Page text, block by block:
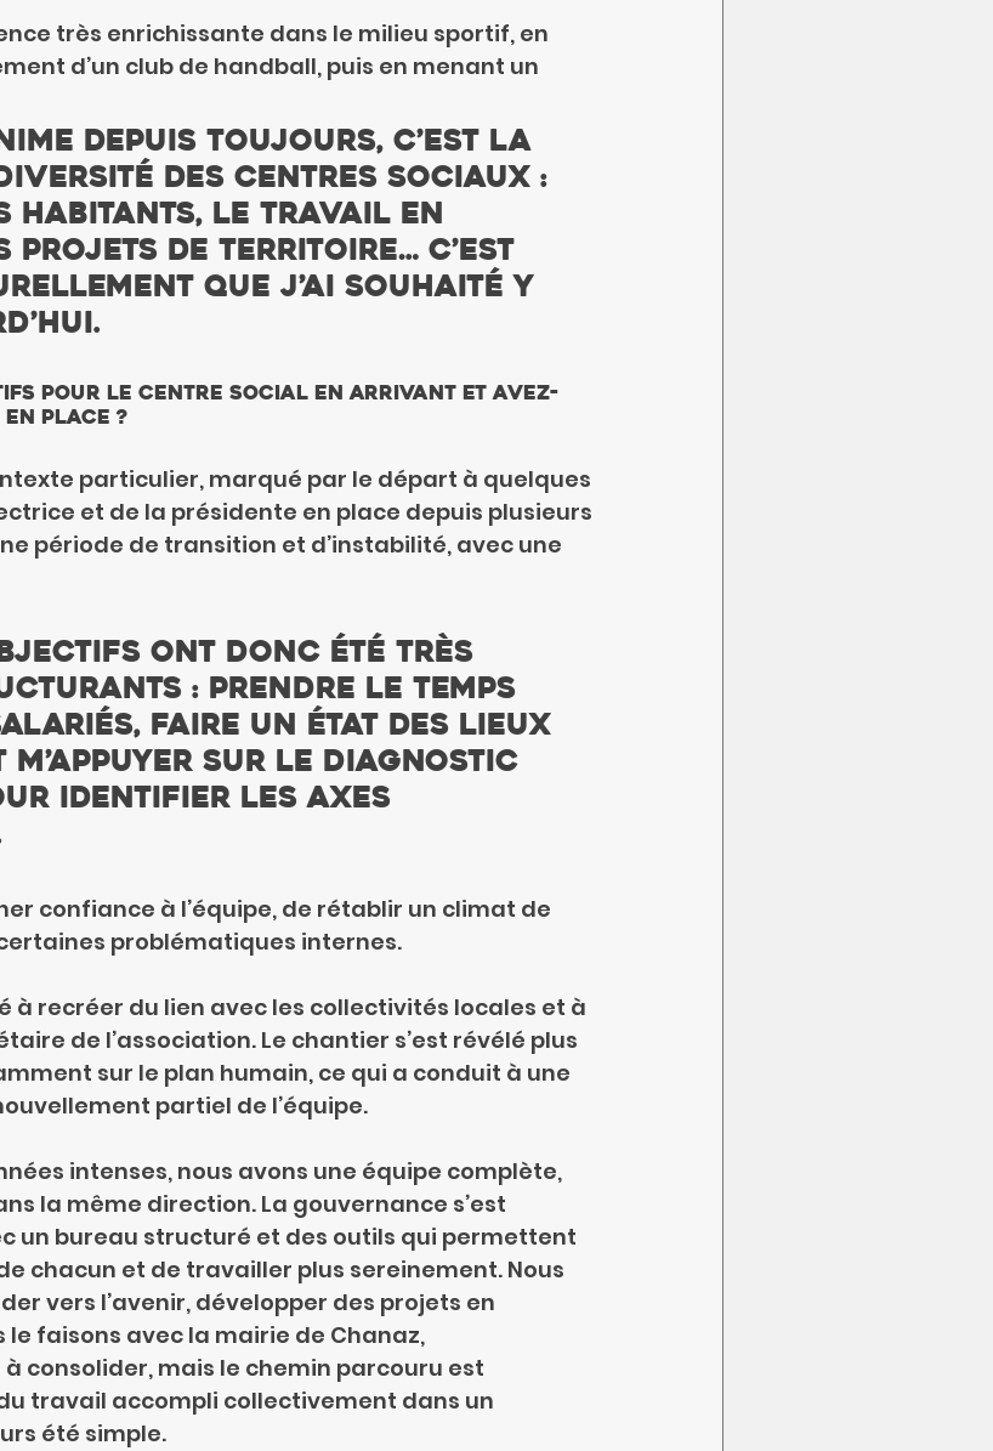
très enrichissante dans le milieu sportif, en
d’un club de handball, puis en menant un
depuis toujours, c’est la
des centres sociaux :
habitants, le travail en
projets de territoire… C’est
que j’ai souhaité y
pour le centre social en arrivant et avez-
place ?
particulier, marqué par le départ à quelques
et de la présidente en place depuis plusieurs
période de transition et d’instabilité, avec une
ont donc été très
: prendre le temps
faire un état des lieux
m’appuyer sur le diagnostic
identifier les axes
confiance à l’équipe, de rétablir un climat de
problématiques internes.
à recréer du lien avec les collectivités locales et à
de l’association. Le chantier s’est révélé plus
sur le plan humain, ce qui a conduit à une
partiel de l’équipe.
intenses, nous avons une équipe complète,
la même direction. La gouvernance s’est
un bureau structuré et des outils qui permettent
chacun et de travailler plus sereinement. Nous
vers l’avenir, développer des projets en
faisons avec la mairie de Chanaz,
consolider, mais le chemin parcouru est
travail accompli collectivement dans un
été simple.